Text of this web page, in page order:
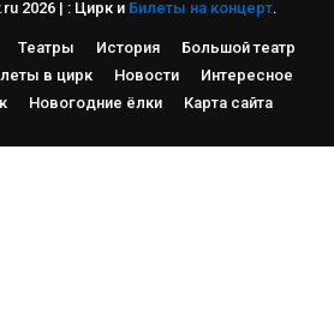
2026 | : Цирк и Билеты на концерт.
Театры История
Большой театр
в цирк Новости
Интересное
Новогодние ёлки Карта сайта